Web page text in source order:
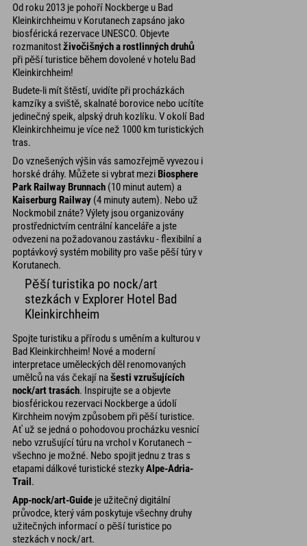
Od roku 2013 je pohoří Nockberge u Bad
Kleinkirchheimu v Korutanech zapsáno jako
biosférická rezervace UNESCO. Objevte
rozmanitostživočišných a rostlinných druhů
při pěší turistice během dovolené v hotelu Bad
Kleinkirchheim!
Budete-li mít štěstí, uvidíte při procházkách
kamzíky a sviště, skalnaté borovice nebo ucítíte
jedinečný speik, alpský druh kozlíku. V okolí Bad
Kleinkirchheimu je více než 1000 km turistických
tras.
Do vznešených výšin vás samozřejmě vyvezou i
horské dráhy. Můžete si vybrat meziBiosphere
Park Railway Brunnach (10 minut autem) a
Kaiserburg Railway (4 minuty autem). Nebo už
Nockmobil znáte? Výlety jsou organizovány
prostřednictvím centrální kanceláře a jste
odvezeni na požadovanou zastávku - flexibilní a
poptávkový systém mobility pro vaše pěší túry v
Korutanech.
Pěší turistika po nock/art
stezkách v Explorer Hotel Bad
Kleinkirchheim
Spojte turistiku a přírodu s uměním a kulturou v
Bad Kleinkirchheim! Nové a moderní
interpretace uměleckých děl renomovaných
umělců na vás čekají našesti vzrušujících
nock/art trasách. Inspirujte se a objevte
biosférickou rezervaci Nockberge a údolí
Kirchheim novým způsobem při pěší turistice.
Ať už se jedná o pohodovou procházku vesnicí
nebo vzrušující túru na vrchol v Korutanech –
všechno je možné. Nebo spojit jednu z tras s
etapami dálkové turistické stezkyAlpe-Adria-
Trail .
App-nock/art-Guide je užitečný digitální
průvodce, který vám poskytuje všechny druhy
užitečných informací o pěší turistice po
stezkách v nock/art.